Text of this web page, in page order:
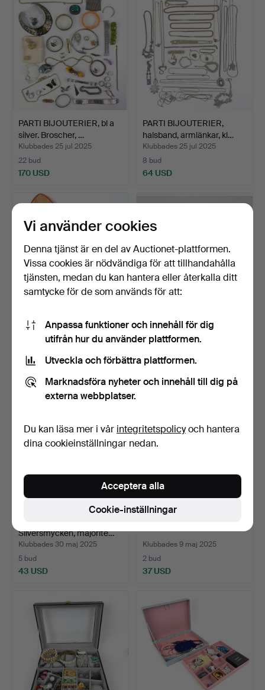
PARTI BIJOUTERIER, bl a
silver. Broscher, …
Klubbades 25 jul 2025
22 bud
170 USD
PARTI BIJOUTERIER,
halsband, armlänkar, kl…
Klubbades 25 jul 2025
8 bud
64 USD
PARTI BIJOUTERIER, bl a
silver, granater.
Klubbades 16 jul 2025
26 bud
PARTI BIJOUTERIER, 27
delar.
Klubbades 15 jul 2025
4 bud
Silversmycken, majorite…
Klubbades 30 maj 2025
5 bud
43 USD
Klubbades 9 maj 2025
2 bud
37 USD
Vi använder cookies
Denna tjänst är en del av Auctionet-plattformen.
Vissa cookies är nödvändiga för att tillhandahålla
tjänsten, medan du kan hantera eller återkalla ditt
samtycke för de som används för att:
Anpassa funktioner och innehåll för dig
utifrån hur du använder plattformen.
Utveckla och förbättra plattformen.
Marknadsföra nyheter och innehåll till dig på
externa webbplatser.
Du kan läsa mer i vår integritetspolicyoch hantera
dina cookieinställningar nedan.
Cookie-inställningar
Acceptera alla